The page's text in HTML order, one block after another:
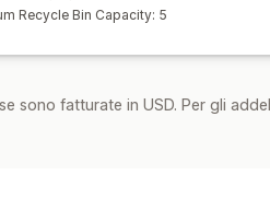
Recycle Bin Capacity: 5
sono fatturate in USD. Per gli